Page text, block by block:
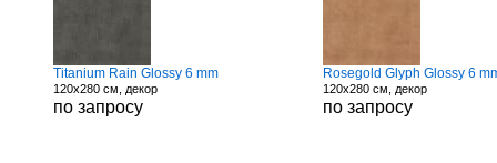
Titanium Rain Glossy 6 mm
120x280 см, декор
по запросу
Rosegold Glyph Glossy 6
120x280 см, декор
по запросу